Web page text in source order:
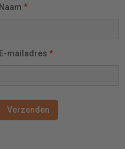
Naam *
E-mailadres *